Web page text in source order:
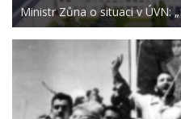
Ministr Zůna o situaci v ÚVN: